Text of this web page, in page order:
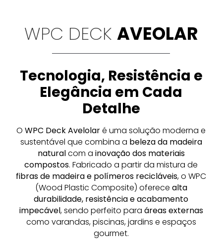
WPC DECK AVEOLAR
Tecnologia, Resistência e
Elegância em Cada
Detalhe
O WPC Deck Avelolaré uma solução moderna e
sustentável que combina a beleza da madeira
naturalcom a inovação dos materiais
compostos. Fabricado a partir da mistura de
fibras de madeira e polímeros recicláveis, o WPC
(Wood Plastic Composite) oferece alta
durabilidade, resistência e acabamento
impecável, sendo perfeito para áreas externas
como varandas, piscinas, jardins e espaços
gourmet.